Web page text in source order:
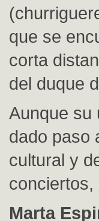
que se
corta
del duque
Aunque su
dado paso
cultural y
conciertos,
Marta